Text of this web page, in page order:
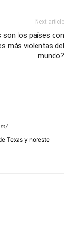
Next article
son los países con
más violentas del
mundo?
Texas y noreste